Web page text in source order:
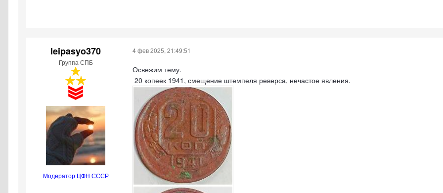
leipasyo370
Группа СПБ
Модератор ЦФН СССР
4 фев 2025, 21:49:51
Освежим тему.
20 копеек 1941, смещение штемпеля реверса, нечастое явления.